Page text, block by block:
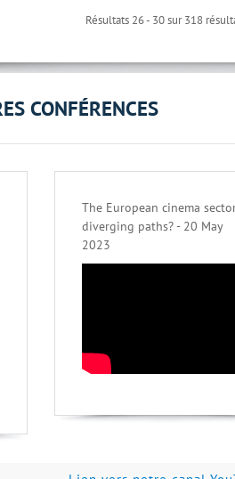
Résultats 26 - 30 sur 318
CONFÉRENCES
The European cinema
diverging paths? - 20 May
2023